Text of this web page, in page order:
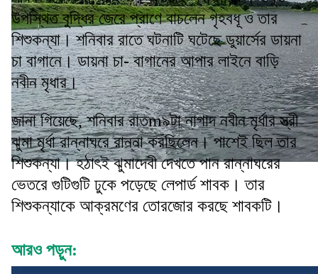
উপস্থিত বুদ্ধির জেরে প্রাণে বাচলেন গৃহবধূ ও তার
শিশুকন্যা। শনিবার রাতে ঘটনাটি ঘটেছে ডুয়ার্সের ডায়না
চা বাগানে। ডায়না চা- বাগানের আপার লাইনে বাড়ি
নবীন মৃধার।
জানা গিয়েছে, শনিবার রাতm৯টা নাগাদ নবীন মৃর্ধার স্ত্রী
ঝুমা মৃর্ধা রান্নাঘরে রান্না করছিলেন। পাশেই ছিল তার
শিশুকন্যা। হঠাৎই ঝুমাদেবী দেখতে পান রান্নাঘরের
ভেতরে গুটিগুটি ঢুকে পড়েছে লেপার্ড শাবক। তার
শিশুকন্যাকে আক্রমণের তোরজোর করছে শাবকটি।
আরও পড়ুন: